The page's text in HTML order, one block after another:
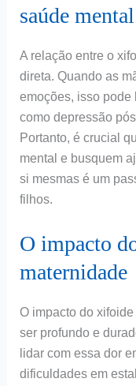
saúde mental
A relação entre o
direta. Quando as
emoções, isso pode
como depressão
Portanto, é crucial
mental e busquem
si mesmas é um
filhos.
O impacto
maternidade
O impacto do
ser profundo e
lidar com essa dor
dificuldades em